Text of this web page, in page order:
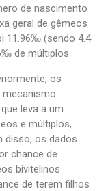
de nascimento
geral de gêmeos
11.96‰ (sendo 4.4
de múltiplos.
os
mecanismo
leva a um
e múltiplos,
disso, os dados
chance de
bivitelinos
de terem filhos